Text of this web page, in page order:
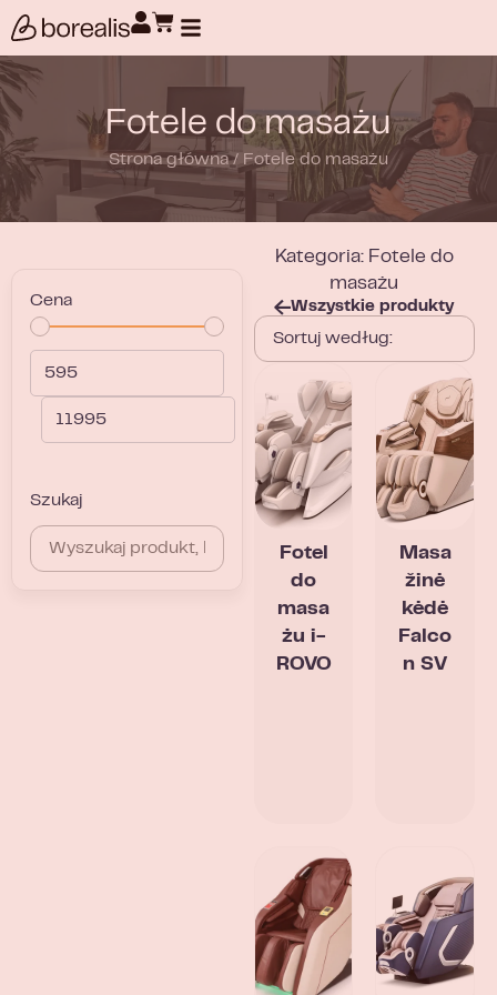
Fotele do masażu
Strona główna/ Fotele do masażu
Cena
Szukaj
Wszystkie produkty
Kategoria: Fotele do
masażu
Fotel
do
masa
żu i-
ROVO
Masa
žinė
kėdė
Falco
n SV